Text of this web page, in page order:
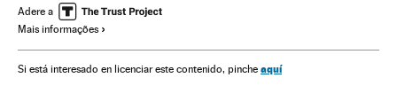
Desigualdade econômica
Desigualdade social
Saúde pública Doenças Política sanitária
Adere a
Mais informações
Si está interesado en licenciar este contenido, pinche aquí